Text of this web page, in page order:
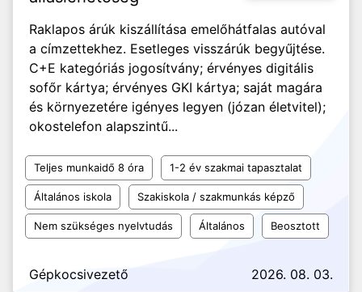
Raklapos árúk kiszállítása emelőhátfalas autóval
a címzettekhez. Esetleges visszárúk begyűjtése.
C+E kategóriás jogosítvány; érvényes digitális
sofőr kártya; érvényes GKI kártya; saját magára
és környezetére igényes legyen (józan életvitel);
okostelefon alapszintű...
Teljes munkaidő 8 óra 1-2 év szakmai tapasztalat
Általános iskola Szakiskola / szakmunkás képző
Nem szükséges nyelvtudás Általános Beosztott
Gépkocsivezető 2026. 08. 03.